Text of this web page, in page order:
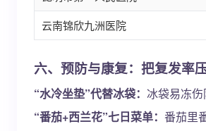
云南锦欣九洲医院
六、预防与康复：把复发率
“水冷坐垫”代替冰袋： 冰袋易冻
“番茄+西兰花”七日菜单： 番茄里